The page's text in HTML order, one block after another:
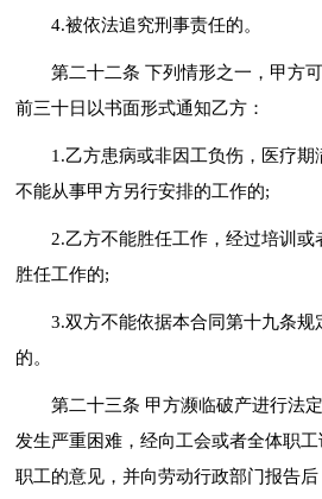
4.被依法追究刑事责任的。
第二十二条 下列情形之一，甲方
前三十日以书面形式通知乙方：
1.乙方患病或非因工负伤，医疗
不能从事甲方另行安排的工作的;
2.乙方不能胜任工作，经过培训
胜任工作的;
3.双方不能依据本合同第十九条规
的。
第二十三条 甲方濒临破产进行法
发生严重困难，经向工会或者全体职
职工的意见，并向劳动行政部门报告后